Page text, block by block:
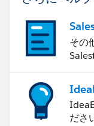
その
ださ